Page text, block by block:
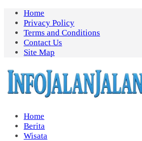
Skip
content
Home
Privacy Policy
Terms and Conditions
Contact Us
Site Map
Home
Berita
Wisata